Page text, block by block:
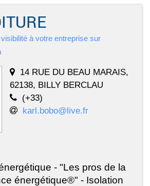
à votre entreprise sur
14 RUE DU BEAU MARAIS,
62138, BILLY BERCLAU
(+33)
karl.bobo@live.fr
- "Les pros de la
énergétique®" - Isolation